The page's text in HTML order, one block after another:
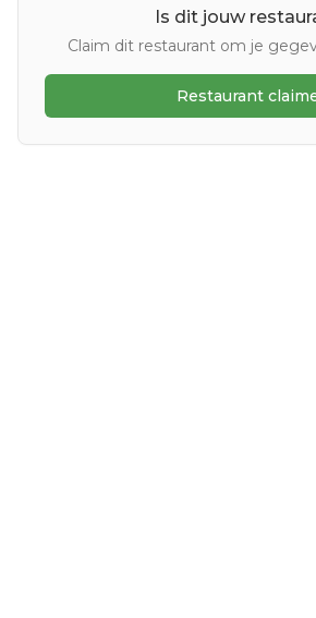
Is dit jouw
Claim dit restaurant om je
Restaurant